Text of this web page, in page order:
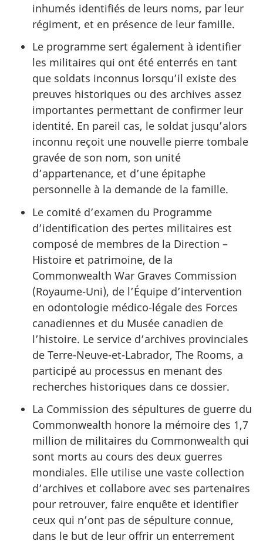
inhumés identifiés de leurs noms, par leur
régiment, et en présence de leur famille.
Le programme sert également à identifier
les militaires qui ont été enterrés en tant
que soldats inconnus lorsqu’il existe des
preuves historiques ou des archives assez
importantes permettant de confirmer leur
identité. En pareil cas, le soldat jusqu’alors
inconnu reçoit une nouvelle pierre tombale
gravée de son nom, son unité
d’appartenance, et d’une épitaphe
personnelle à la demande de la famille.
Le comité d’examen du Programme
d’identification des pertes militaires est
composé de membres de la Direction –
Histoire et patrimoine, de la
Commonwealth War Graves Commission
(Royaume-Uni), de l’Équipe d’intervention
en odontologie médico-légale des Forces
canadiennes et du Musée canadien de
l’histoire. Le service d’archives provinciales
de Terre-Neuve-et-Labrador, The Rooms, a
participé au processus en menant des
recherches historiques dans ce dossier.
La Commission des sépultures de guerre du
Commonwealth honore la mémoire des 1,7
million de militaires du Commonwealth qui
sont morts au cours des deux guerres
mondiales. Elle utilise une vaste collection
d’archives et collabore avec ses partenaires
pour retrouver, faire enquête et identifier
ceux qui n’ont pas de sépulture connue,
dans le but de leur offrir un enterrement